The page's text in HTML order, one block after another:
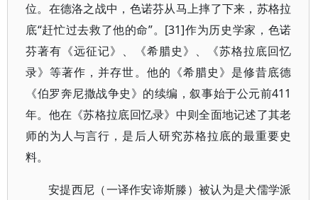
位。在德洛之战中，色诺芬从马上摔了下来，苏格拉
底“赶忙过去救了他的命”。[31]作为历史学家，色诺
芬著有《远征记》、《希腊史》、《苏格拉底回忆
录》等著作，并存世。他的《希腊史》是修昔底德
《伯罗奔尼撒战争史》的续编，叙事始于公元前411
年。他在《苏格拉底回忆录》中则全面地记述了其老
师的为人与言行，是后人研究苏格拉底的最重要史
料。
安提西尼（一译作安谛斯滕）被认为是犬儒学派